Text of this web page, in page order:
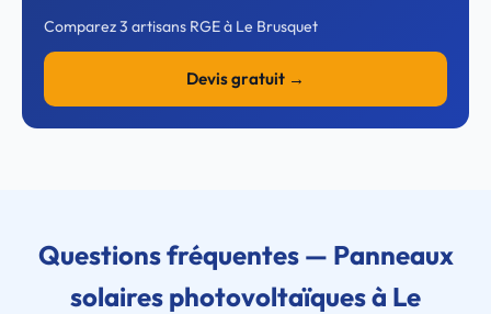
Comparez 3 artisans RGE à Le Brusquet
Devis gratuit →
Questions fréquentes — Panneaux
solaires photovoltaïques à Le